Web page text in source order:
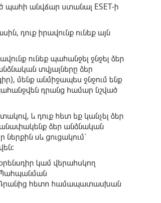
պահի անվճար ստանալ ESET-ի
դուք իրավունք ունեք այն
ունեք պահանջել ջնջել ձեր
տվյալները ձեր
մենք անմիջապես ջնջում ենք
դրանց համար նշված
և դուք հետ եք կանչել ձեր
ձեր անձնական
սև ցուցակում՝
կամ վերահսկող
Պահպանման
Դրանից հետո համապատասխան